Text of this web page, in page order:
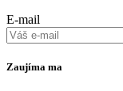
E-mail
Zaujíma ma